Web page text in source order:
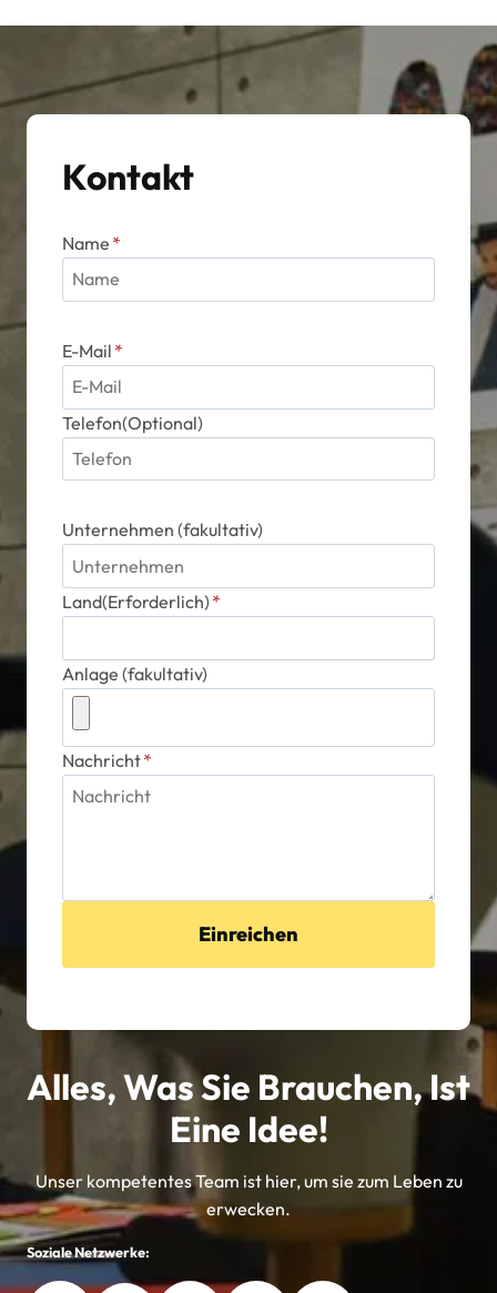
Kontakt
Name *
E-Mail *
Telefon(Optional)
Unternehmen (fakultativ)
Land(Erforderlich) *
Anlage (fakultativ)
Nachricht*
Einreichen
Alles, Was Sie Brauchen, Ist
Eine Idee!
Unser kompetentes Team ist hier, um sie zum Leben zu
erwecken.
Soziale Netzwerke: